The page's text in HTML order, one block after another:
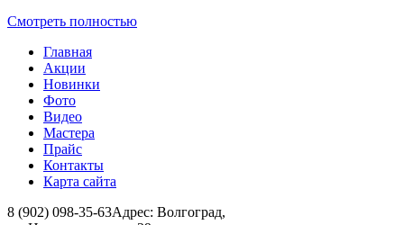
Смотреть полностью
Главная
Акции
Новинки
Фото
Видео
Мастера
Прайс
Контакты
Карта сайта
8 (902) 098-35-63Адрес: Волгоград,